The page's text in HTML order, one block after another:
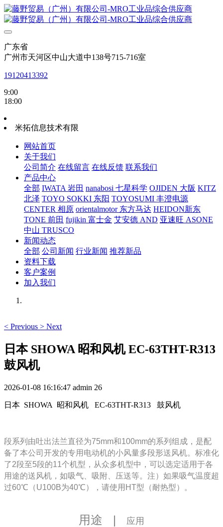
广东省
广州市天河区中山大道中138号715-716室
19120413392
9:00
18:00
米拓信息技术有限
网站首页
关于我们
公司简介 在线留言 在线反馈 联系我们
产品中心
全部 IWATA 岩田 nanabosi 七星科学 OJIDEN 大阪 KITZ
北泽 TOYO SOKKI 东阳 TOYOSUMI 丰澄电源
CENTER 相原 orientalmotor 东方马达 HEIDON新东
TONE 前田 fujikin 富士金 艾安德 AND 亚速旺 ASONE
中山 TRUSCO
新闻动态
全部 公司新闻 行业新闻 推荐新品
资料下载
客户案例
加入我们
< Previous > Next
日本 SHOWA 昭和风机 EC-63THT-R313
鼓风机
2026-01-08 16:16:47 admin 26
日本 SHOWA 昭和风机 EC-63THT-R313 鼓风机
段系列由吐出法兰直径为75mm和100mm的系列组成，是配
备了本公司开发的专用电动机的小风量多段形送风机。标准化
了2段至5段的11个机型，从众多机型中，可以选定适用于各
用途的送风机，如吸气、吸附、压送等。注）如果吸气温度超
过60℃（U100B为40℃），请使用HT型（耐热型）。
用途 | 应用